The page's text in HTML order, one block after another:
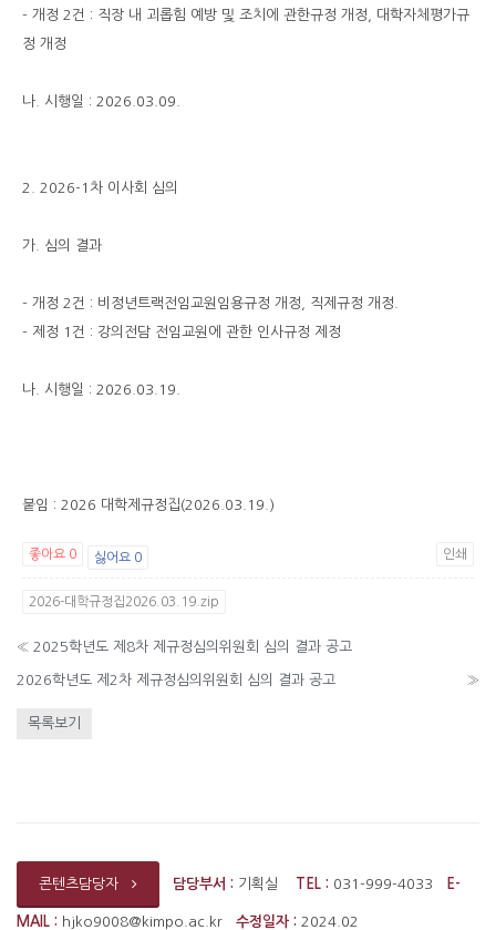
- 개정 2건 : 직장 내 괴롭힘 예방 및 조치에 관한규정 개정, 대학자체평가규
정 개정
나. 시행일 : 2026.03.09.
2. 2026-1차 이사회 심의
가. 심의 결과
- 개정 2건 : 비정년트랙전임교원임용규정 개정, 직제규정 개정.
- 제정 1건 : 강의전담 전임교원에 관한 인사규정 제정
나. 시행일 : 2026.03.19.
붙임 : 2026 대학제규정집(2026.03.19.)
좋아요 0 싫어요 0 인쇄
2026-대학규정집2026.03.19.zip
« 2025학년도 제8차 제규정심의위원회 심의 결과 공고
2026학년도 제2차 제규정심의위원회 심의 결과 공고 »
목록보기
콘텐츠담당자 담당부서 : 기획실 TEL : 031-999-4033 E-
MAIL : hjko9008@kimpo.ac.kr 수정일자 : 2024.02